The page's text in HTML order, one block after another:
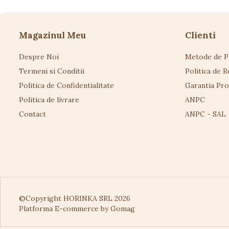
Magazinul Meu
Despre Noi
Termeni si Conditii
Politica de Confidentialitate
Politica de livrare
Contact
Clienti
Metode de
Politica de
Garantia
ANPC
ANPC - SAL
©Copyright HORINKA SRL 2026
Platforma E-commerce by Gomag